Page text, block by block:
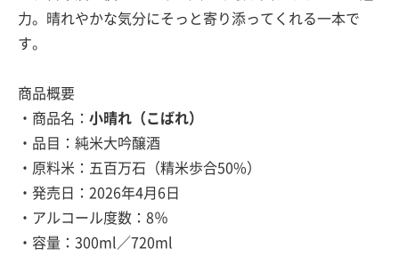
力。晴れやかな気分にそっと寄り添ってくれる一本で
す。
商品概要
・商品名： 小晴れ（こばれ）
・品目：純米大吟醸酒
・原料米：五百万石（精米歩合50%）
・発売日：2026年4月6日
・アルコール度数：8％
・容量：300ml／720ml